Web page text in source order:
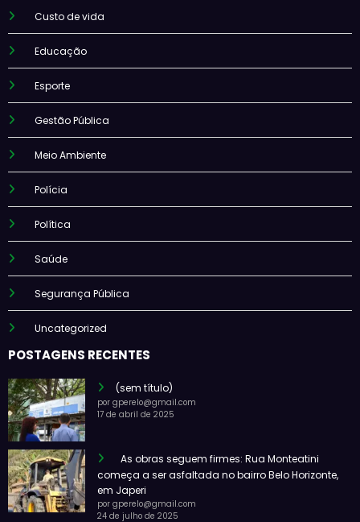
Custo de vida
Educação
Esporte
Gestão Pública
Meio Ambiente
Polícia
Política
Saúde
Segurança Pública
Uncategorized
POSTAGENS RECENTES
(sem título)
por gperelo@gmail.com
17 de abril de 2025
As obras seguem firmes: Rua Monteatini
começa a ser asfaltada no bairro Belo Horizonte,
em Japeri
por gperelo@gmail.com
24 de julho de 2025